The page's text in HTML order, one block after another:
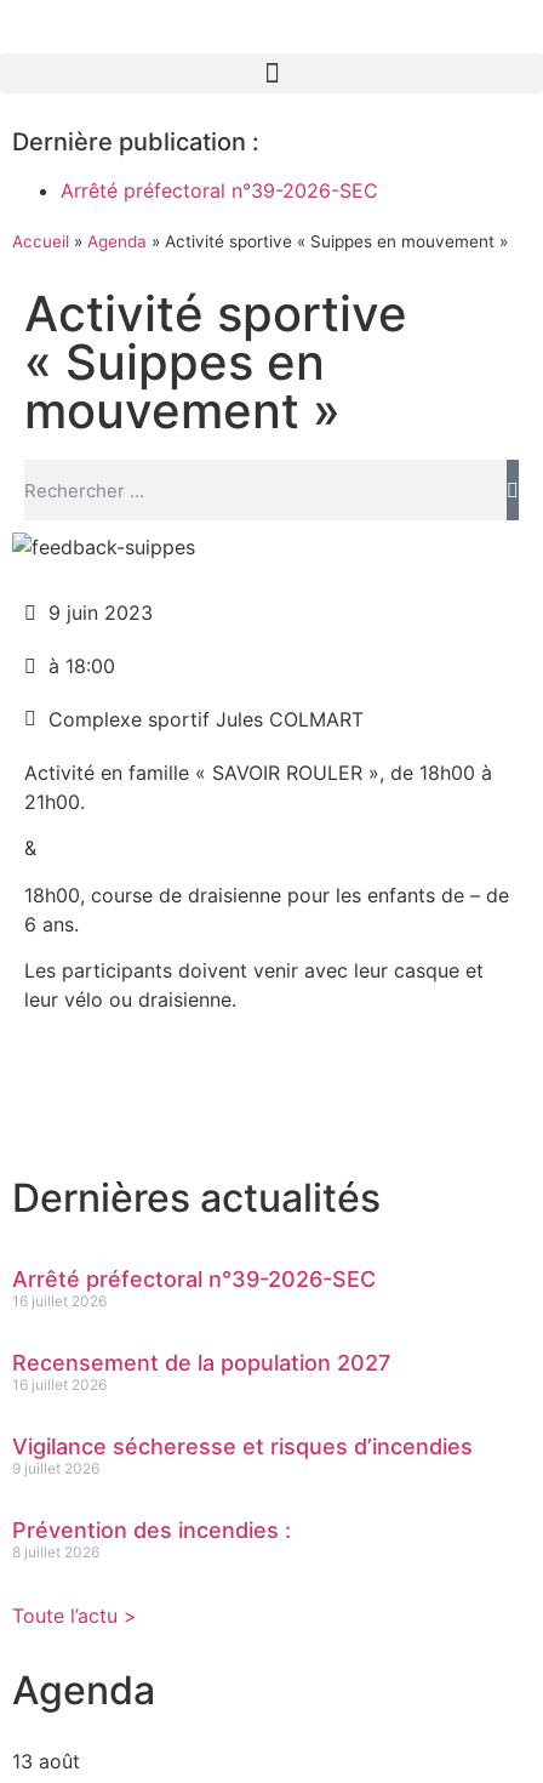
Dernière publication :
Arrêté préfectoral n°39-2026-SEC
Accueil » Agenda » Activité sportive « Suippes en mouvement »
Activité sportive
« Suippes en
mouvement »
Activité en famille « SAVOIR ROULER », de 18h00 à
21h00.
&
18h00, course de draisienne pour les enfants de – de
6 ans.
Les participants doivent venir avec leur casque et
leur vélo ou draisienne.
9 juin 2023
à 18:00
Complexe sportif Jules COLMART
Dernières actualités
Arrêté préfectoral n°39-2026-SEC
16 juillet 2026
Recensement de la population 2027
16 juillet 2026
Vigilance sécheresse et risques d’incendies
9 juillet 2026
Prévention des incendies :
8 juillet 2026
Toute l’actu >
Agenda
13 août